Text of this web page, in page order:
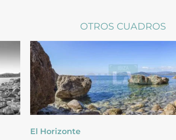
OTROS CUADROS
El Horizonte